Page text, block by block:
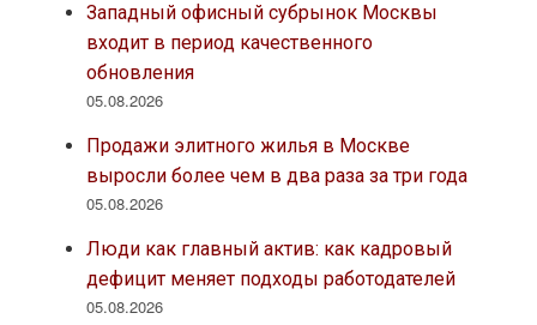
Западный офисный субрынок Москвы
входит в период качественного
обновления
05.08.2026
Продажи элитного жилья в Москве
выросли более чем в два раза за три года
05.08.2026
Люди как главный актив: как кадровый
дефицит меняет подходы работодателей
05.08.2026